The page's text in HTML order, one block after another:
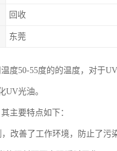
回收
东莞
度50-55度的的温度，对于
UV光油。
主要特点如下：
改善了工作环境，防止了污